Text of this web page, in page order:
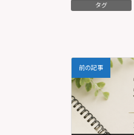
タグ
前の記事